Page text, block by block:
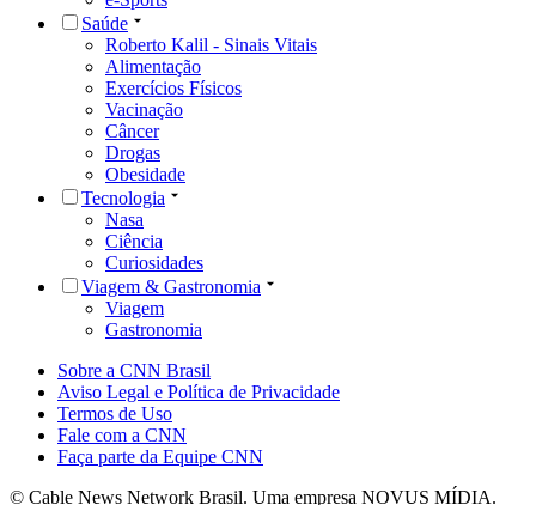
Saúde
Roberto Kalil - Sinais Vitais
Alimentação
Exercícios Físicos
Vacinação
Câncer
Drogas
Obesidade
Tecnologia
Nasa
Ciência
Curiosidades
Viagem & Gastronomia
Viagem
Gastronomia
Sobre a CNN Brasil
Aviso Legal e Política de Privacidade
Termos de Uso
Fale com a CNN
Faça parte da Equipe CNN
© Cable News Network Brasil. Uma empresa NOVUS MÍDIA.